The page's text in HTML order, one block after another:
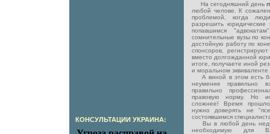
КОНСУЛЬТАЦИИ УКРАИНА:
На сегодняшний день
любой челове. К
проблемой, когда
разрешить
попавшимся
сомнительные вузы по
достойную работу по
спонсоров,
вместо долгожданной
итоге, получаете иной
и моральном эквиваленте
А виной в этом есть
неумение правильно
правильно
правовую норму. Но
сложнее! Время
нужно доверять не
состоявшимся
Вы в любой день
необходимую для